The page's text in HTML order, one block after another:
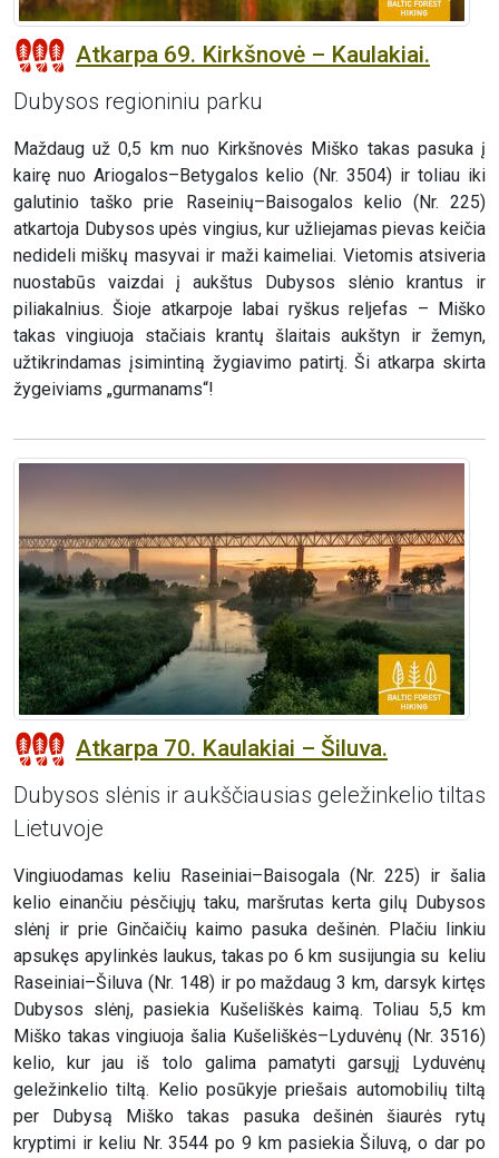
Atkarpa 69. Kirkšnovė – Kaulakiai.
Dubysos regioniniu parku
Maždaug už 0,5 km nuo Kirkšnovės Miško takas pasuka į
kairę nuo Ariogalos–Betygalos kelio (Nr. 3504) ir toliau iki
galutinio taško prie Raseinių–Baisogalos kelio (Nr. 225)
atkartoja Dubysos upės vingius, kur užliejamas pievas keičia
nedideli miškų masyvai ir maži kaimeliai. Vietomis atsiveria
nuostabūs vaizdai į aukštus Dubysos slėnio krantus ir
piliakalnius. Šioje atkarpoje labai ryškus reljefas – Miško
takas vingiuoja stačiais krantų šlaitais aukštyn ir žemyn,
užtikrindamas įsimintiną žygiavimo patirtį. Ši atkarpa skirta
žygeiviams „gurmanams“!
Atkarpa 70. Kaulakiai – Šiluva.
Dubysos slėnis ir aukščiausias geležinkelio tiltas
Lietuvoje
Vingiuodamas keliu Raseiniai–Baisogala (Nr. 225) ir šalia
kelio einančiu pėsčiųjų taku, maršrutas kerta gilų Dubysos
slėnį ir prie Ginčaičių kaimo pasuka dešinėn. Plačiu linkiu
apsukęs apylinkės laukus, takas po 6 km susijungia su keliu
Raseiniai–Šiluva (Nr. 148) ir po maždaug 3 km, darsyk kirtęs
Dubysos slėnį, pasiekia Kušeliškės kaimą. Toliau 5,5 km
Miško takas vingiuoja šalia Kušeliškės–Lyduvėnų (Nr. 3516)
kelio, kur jau iš tolo galima pamatyti garsųjį Lyduvėnų
geležinkelio tiltą. Kelio posūkyje priešais automobilių tiltą
per Dubysą Miško takas pasuka dešinėn šiaurės rytų
kryptimi ir keliu Nr. 3544 po 9 km pasiekia Šiluvą, o dar po